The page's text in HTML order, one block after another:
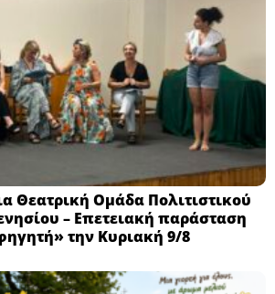
Θεατρική Ομάδα Πολιτιστικού
– Επετειακή παράσταση
την Κυριακή 9/8